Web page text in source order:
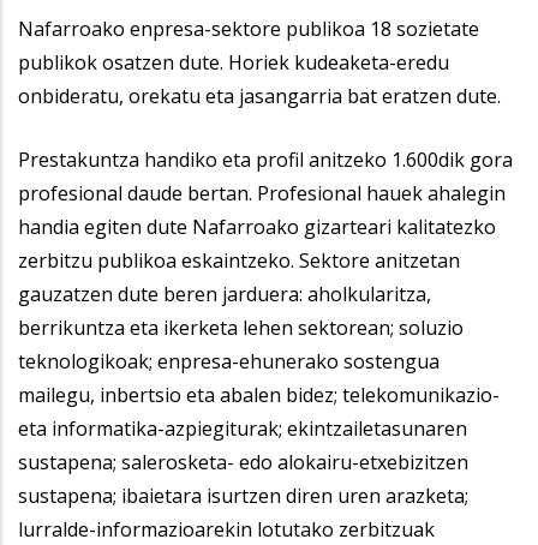
Nafarroako enpresa-sektore publikoa 18 sozietate
publikok osatzen dute. Horiek kudeaketa-eredu
onbideratu, orekatu eta jasangarria bat eratzen dute.
Prestakuntza handiko eta profil anitzeko 1.600dik gora
profesional daude bertan. Profesional hauek ahalegin
handia egiten dute Nafarroako gizarteari kalitatezko
zerbitzu publikoa eskaintzeko. Sektore anitzetan
gauzatzen dute beren jarduera: aholkularitza,
berrikuntza eta ikerketa lehen sektorean; soluzio
teknologikoak; enpresa-ehunerako sostengua
mailegu, inbertsio eta abalen bidez; telekomunikazio-
eta informatika-azpiegiturak; ekintzailetasunaren
sustapena; salerosketa- edo alokairu-etxebizitzen
sustapena; ibaietara isurtzen diren uren arazketa;
lurralde-informazioarekin lotutako zerbitzuak